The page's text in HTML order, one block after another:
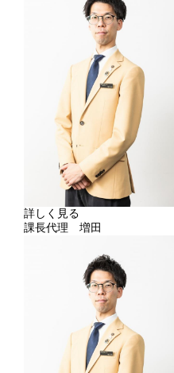
詳しく見る
課長代理 増田